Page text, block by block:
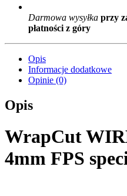
Darmowa wysyłka przy
płatności z góry
Opis
Informacje dodatkowe
Opinie (0)
Opis
WrapCut
4mm FPS